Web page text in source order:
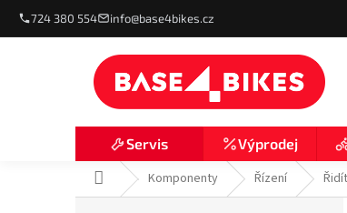
obsah
724 380 554 info@base4bikes.cz
Servis Výprodej
Domů Komponenty Řízení